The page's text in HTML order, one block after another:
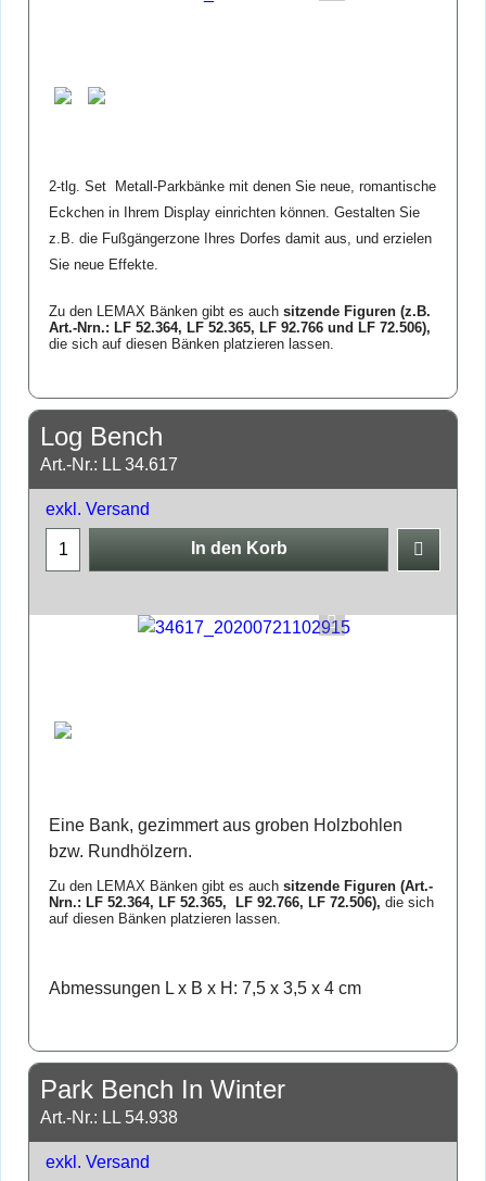
2-tlg. Set Metall-Parkbänke mit denen Sie neue, romantische
Eckchen in Ihrem Display einrichten können. Gestalten Sie
z.B. die Fußgängerzone Ihres Dorfes damit aus, und erzielen
Sie neue Effekte.
Zu den LEMAX Bänken gibt es auch sitzende Figuren (z.B.
Art.-Nrn.: LF 52.364, LF 52.365, LF 92.766 und LF 72.506),
die sich auf diesen Bänken platzieren lassen.
Log Bench
Art.-Nr.: LL 34.617
exkl. Versand
In den Korb
Eine Bank, gezimmert aus groben Holzbohlen
bzw. Rundhölzern.
Zu den LEMAX Bänken gibt es auch sitzende Figuren (Art.-
Nrn.: LF 52.364, LF 52.365, LF 92.766, LF 72.506), die sich
auf diesen Bänken platzieren lassen.
Abmessungen L x B x H: 7,5 x 3,5 x 4 cm
Park Bench In Winter
Art.-Nr.: LL 54.938
exkl. Versand